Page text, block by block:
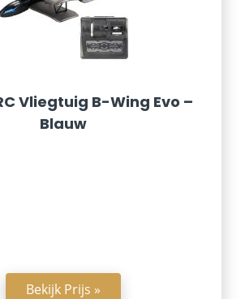
Vliegtuig B-Wing Evo –
Blauw
Bekijk Prijs »